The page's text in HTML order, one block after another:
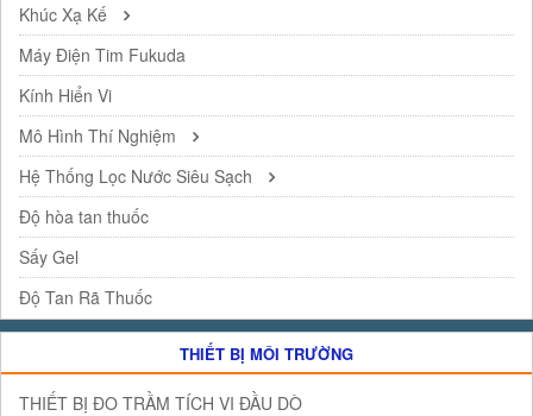
Khúc Xạ Kế
Máy Điện Tim Fukuda
Kính Hiển Vi
Mô Hình Thí Nghiệm
Hệ Thống Lọc Nước Siêu Sạch
Độ hòa tan thuốc
Sấy Gel
Độ Tan Rã Thuốc
THIẾT BỊ MÔI TRƯỜNG
THIẾT BỊ ĐO TRẦM TÍCH VI ĐẦU DÒ